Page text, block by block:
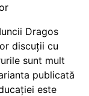
Dragos
discuții cu
sunt mult
publicată
este